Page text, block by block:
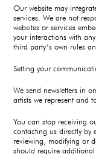
Our website may
services. We are not
websites or services
your interactions with
third party’s own rules
Setting your
We send newsletters in
artists we represent and
You can stop receiving
contacting us directly by
reviewing, modifying or
should require